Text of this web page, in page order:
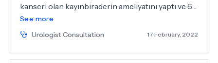
kanseri olan kayınbiraderin ameliyatını yaptı ve 6
yıldır çok iyi.
See more
Urologist Consultation
17 February, 2022